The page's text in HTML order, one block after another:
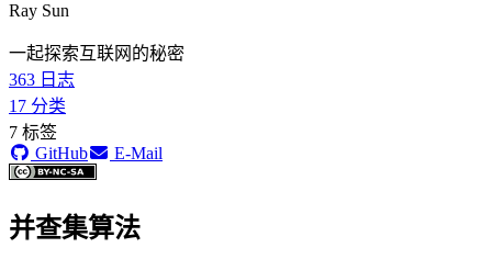
Ray Sun
一起探索互联网的秘密
363 日志
17 分类
7 标签
GitHub
E-Mail
并查集算法